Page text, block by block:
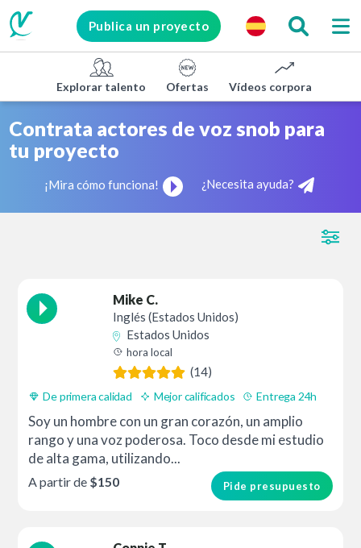
Publica un proyecto
Explorar talento Ofertas Vídeos corporativos
Contrata actores de voz snob para
tu proyecto
¡Mira cómo funciona! ¿Necesita ayuda?
Mike C.
Inglés (Estados Unidos)
Estados Unidos
hora local
(14)
De primera calidad Mejor calificados Entrega 24h
Soy un hombre con un gran corazón, un amplio
rango y una voz poderosa. Toco desde mi estudio
de alta gama, utilizando...
Pide presupuesto
A partir de $150